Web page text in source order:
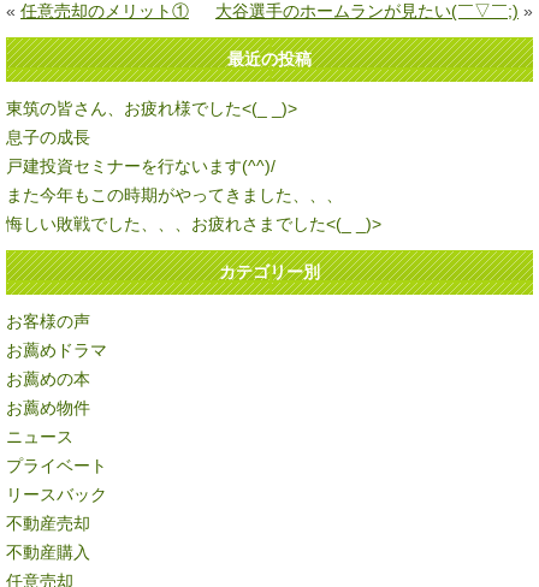
« 任意売却のメリット① 大谷選手のホームランが見たい(￣▽￣;) »
最近の投稿
東筑の皆さん、お疲れ様でした<(_ _)>
息子の成長
戸建投資セミナーを行ないます(^^)/
また今年もこの時期がやってきました、、、
悔しい敗戦でした、、、お疲れさまでした<(_ _)>
カテゴリー別
お客様の声
お薦めドラマ
お薦めの本
お薦め物件
ニュース
プライベート
リースバック
不動産売却
不動産購入
任意売却